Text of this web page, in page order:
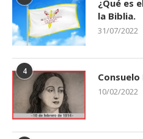
¿Qué es
la Biblia.
31/07/2022
4 Consuelo
10/02/2022